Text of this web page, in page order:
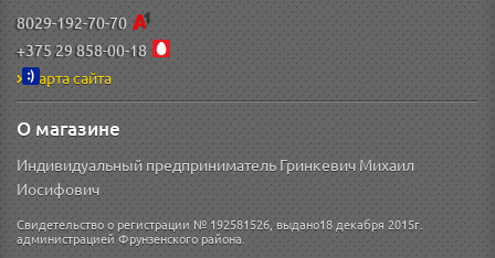
8029-192-70-70
+375 29 858-00-18
Карта сайта
О магазине
Индивидуальный предприниматель Гринкевич Михаил
Иосифович
Свидетельство о регистрации № 192581526, выдано18 декабря 2015г.
администрацией Фрунзенского района.